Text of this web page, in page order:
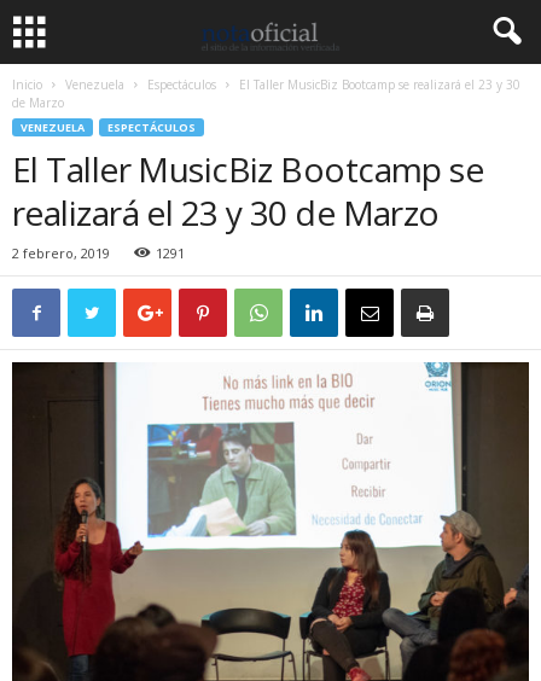
Inicio Venezuela Espectáculos
El Taller MusicBiz Bootcamp se realizará el 23 y 30
de Marzo
VENEZUELA ESPECTÁCULOS
El Taller MusicBiz Bootcamp se
realizará el 23 y 30 de Marzo
2 febrero, 2019 1291